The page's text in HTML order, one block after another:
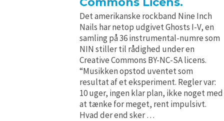
Det amerikanske rockband Nine Inch
Nails har netop udgivet Ghosts I-V, en
samling på 36 instrumental-numre som
NIN stiller til rådighed under en
Creative Commons BY-NC-SA licens.
“Musikken opstod uventet som
resultat af et eksperiment. Regler var:
10 uger, ingen klar plan, ikke noget med
at tænke for meget, rent impulsivt.
Hvad der end sker …